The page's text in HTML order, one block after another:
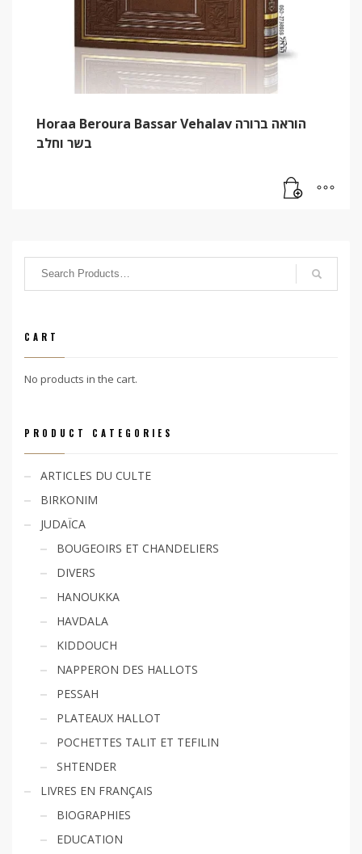
Horaa Beroura Bassar Vehalav הוראה ברורה
בשר וחלב
CART
No products in the cart.
PRODUCT CATEGORIES
ARTICLES DU CULTE
BIRKONIM
JUDAÏCA
BOUGEOIRS ET CHANDELIERS
DIVERS
HANOUKKA
HAVDALA
KIDDOUCH
NAPPERON DES HALLOTS
PESSAH
PLATEAUX HALLOT
POCHETTES TALIT ET TEFILIN
SHTENDER
LIVRES EN FRANÇAIS
BIOGRAPHIES
EDUCATION